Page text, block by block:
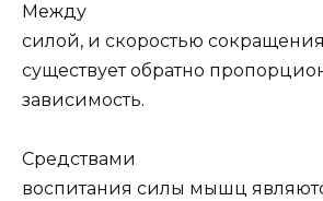
Между
силой, и скоростью
существует обратно
зависимость.
Средствами
воспитания силы мышц